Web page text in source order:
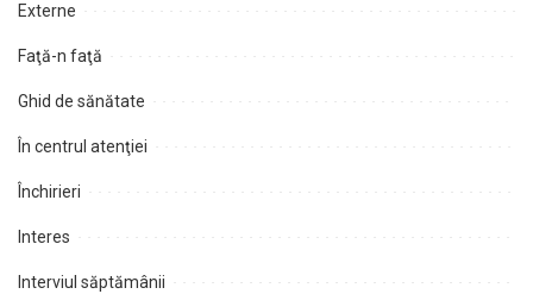
Externe
Faţă-n faţă
Ghid de sănătate
În centrul atenţiei
Închirieri
Interes
Interviul săptămânii